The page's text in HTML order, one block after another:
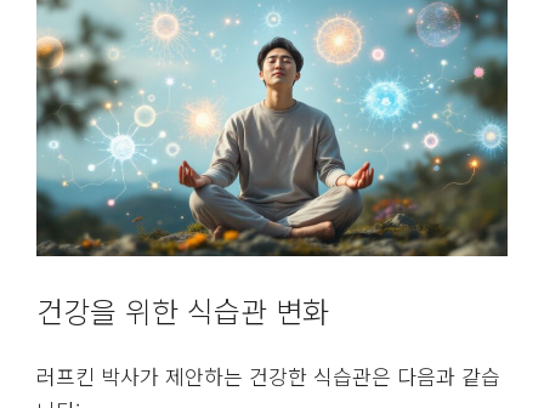
건강을 위한 식습관 변화
러프킨 박사가 제안하는 건강한 식습관은 다음과 같습